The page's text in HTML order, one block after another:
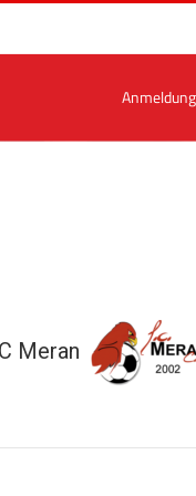
Meran